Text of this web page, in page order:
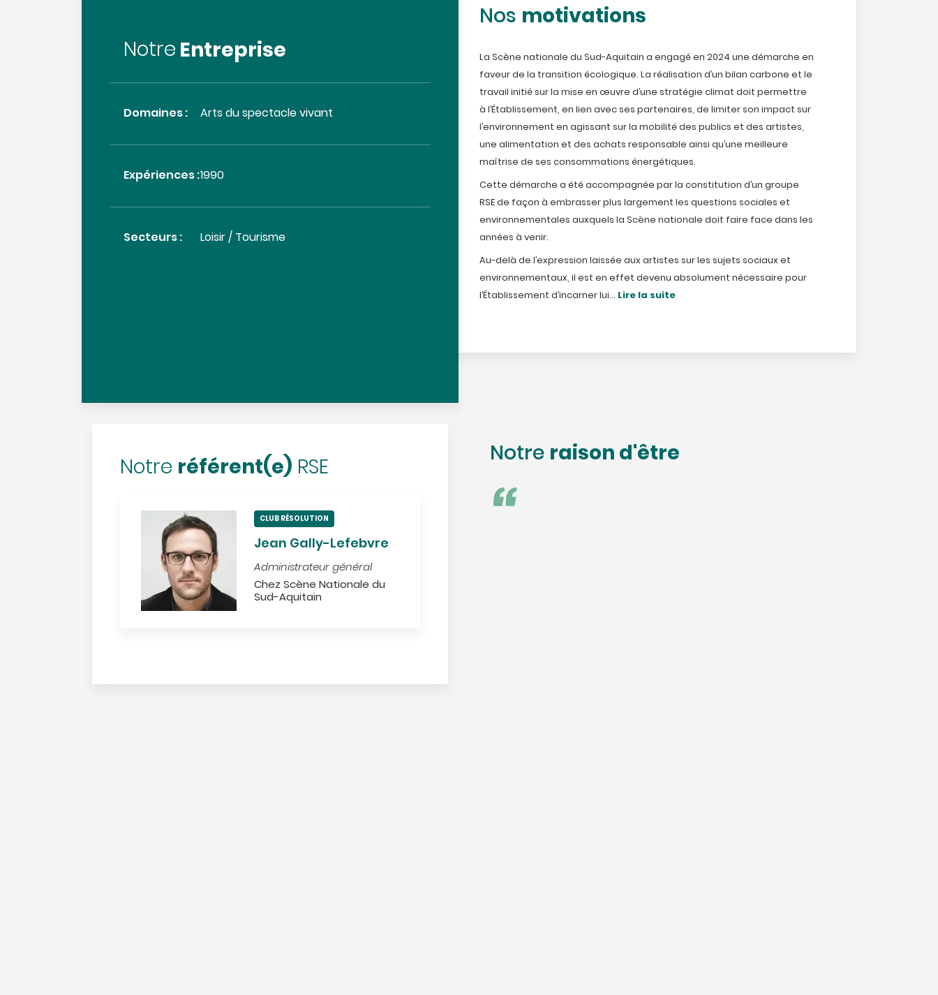
NotreEntreprise
Domaines : Arts du spectacle vivant
Expériences :1990
Secteurs : Loisir / Tourisme
Nos motivations
La Scène nationale du Sud-Aquitain a engagé en 2024 une démarche en
faveur de la transition écologique. La réalisation d’un bilan carbone et le
travail initié sur la mise en œuvre d’une stratégie climat doit permettre
à l’Établissement, en lien avec ses partenaires, de limiter son impact sur
l’environnement en agissant sur la mobilité des publics et des artistes,
une alimentation et des achats responsable ainsi qu’une meilleure
maîtrise de ses consommations énergétiques.
Cette démarche a été accompagnée par la constitution d’un groupe
RSE de façon à embrasser plus largement les questions sociales et
environnementales auxquels la Scène nationale doit faire face dans les
années à venir.
Au-delà de l’expression laissée aux artistes sur les sujets sociaux et
environnementaux, il est en effet devenu absolument nécessaire pour
l’Établissement d’incarner lui... Lire la suite
Notre référent(e) RSE
CLUB RÉSOLUTION
Jean Gally-Lefebvre
Administrateur général
Chez Scène Nationale du
Sud-Aquitain
Notreraison d'être